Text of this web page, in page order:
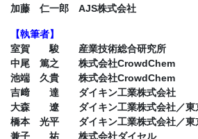
加藤 仁一郎 AJS株式会社
【執筆者】
室賀 駿 産業技術総合研究所
中尾 篤之 株式会社CrowdChem
池端 久貴 株式会社CrowdChem
吉﨑 達 ダイキン工業株式会社
大森 遼 ダイキン工業株式会社／東
橋本 光平 ダイキン工業株式会社／東
兼子 祐 株式会社ダイセル